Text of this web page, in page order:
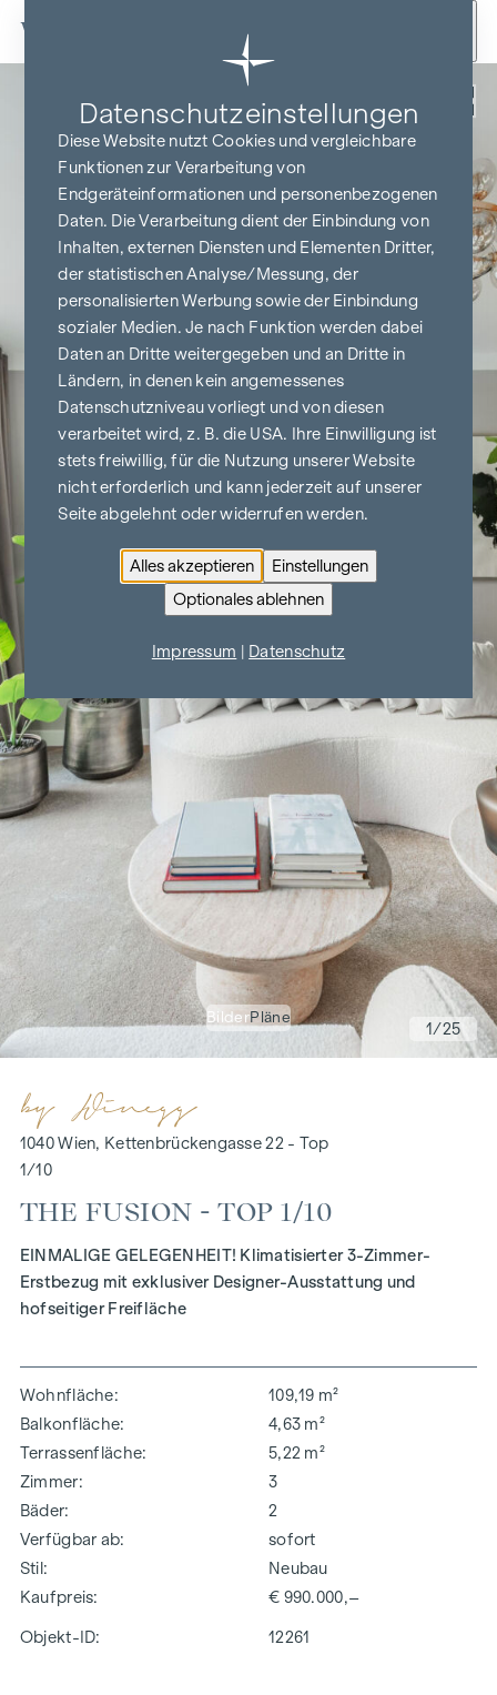
Zum Inhalt springen
BilderPläne
1/25
1040 Wien, Kettenbrückengasse 22 - Top
1/10
THE FUSION - TOP 1/10
EINMALIGE GELEGENHEIT! Klimatisierter 3-Zimmer-
Erstbezug mit exklusiver Designer-Ausstattung und
hofseitiger Freifläche
Wohnfläche
109,19 m²
Balkonfläche
4,63 m²
Terrassenfläche
5,22 m²
Zimmer
3
Bäder
2
Verfügbar ab
sofort
Stil
Neubau
Kaufpreis
€ 990.000,–
Objekt-ID: 12261
Datenschutz­einstellungen
Diese Website nutzt Cookies und vergleichbare
Funktionen zur Verarbeitung von
Endgeräteinformationen und personenbezogenen
Daten. Die Verarbeitung dient der Einbindung von
Inhalten, externen Diensten und Elementen Dritter,
der statistischen Analyse/Messung, der
personalisierten Werbung sowie der Einbindung
sozialer Medien. Je nach Funktion werden dabei
Daten an Dritte weitergegeben und an Dritte in
Ländern, in denen kein angemessenes
Datenschutzniveau vorliegt und von diesen
verarbeitet wird, z. B. die USA. Ihre Einwilligung ist
stets freiwillig, für die Nutzung unserer Website
nicht erforderlich und kann jederzeit auf unserer
Seite abgelehnt oder widerrufen werden.
Alles akzeptieren
Einstellungen
Optionales ablehnen
Impressum Datenschutz